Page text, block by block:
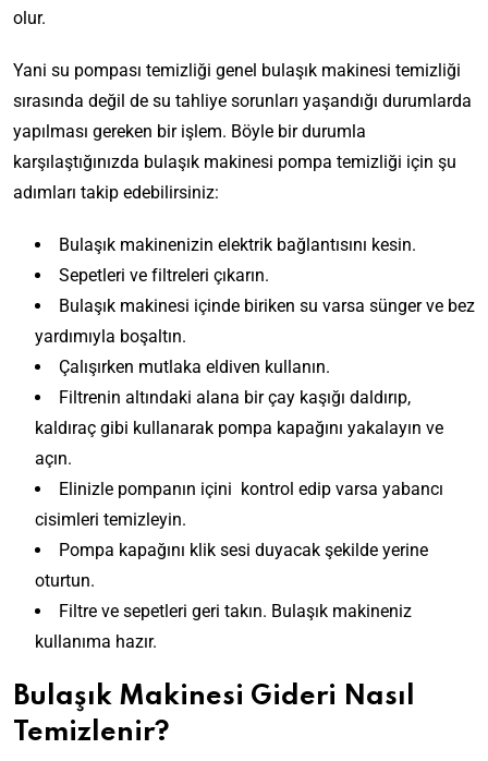
olur.
Yani su pompası temizliği genel bulaşık makinesi temizliği
sırasında değil de su tahliye sorunları yaşandığı durumlarda
yapılması gereken bir işlem. Böyle bir durumla
karşılaştığınızda bulaşık makinesi pompa temizliği için şu
adımları takip edebilirsiniz:
Bulaşık makinenizin elektrik bağlantısını kesin.
Sepetleri ve filtreleri çıkarın.
Bulaşık makinesi içinde biriken su varsa sünger ve bez
yardımıyla boşaltın.
Çalışırken mutlaka eldiven kullanın.
Filtrenin altındaki alana bir çay kaşığı daldırıp,
kaldıraç gibi kullanarak pompa kapağını yakalayın ve
açın.
Elinizle pompanın içini kontrol edip varsa yabancı
cisimleri temizleyin.
Pompa kapağını klik sesi duyacak şekilde yerine
oturtun.
Filtre ve sepetleri geri takın. Bulaşık makineniz
kullanıma hazır.
Bulaşık Makinesi Gideri Nasıl
Temizlenir?